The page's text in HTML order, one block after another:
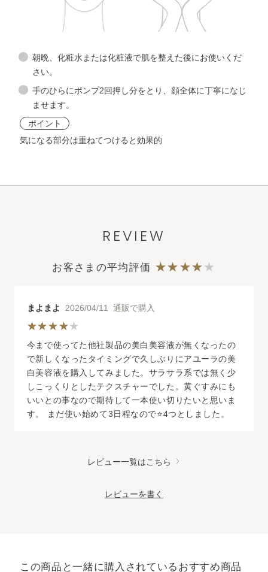
朝晩、化粧水または化粧液で肌を整えた後にお使いくだ
さい。
手のひらにポンプ2回押し分をとり、顔全体に丁寧になじ
ませます。
ポイント
気になる部分は重ねてつけると効果的
化粧水
化粧液
ホワイトコンセントレー
トα
角層ケア化粧水
化粧水
化粧液
REVIEW
お客さまの平均評価
まよまよ 2026/04/11 通販で購入
今まで使ってた他社製品の美白美容液が無くなったの
で新しくなったタイミングで久しぶりにアユーラの美
白美容液を購入してみました。サラサラ系では無く少
しこっくりとしたテクスチャーでした。黄ぐすみにも
いいとの事なので期待して一本使い切りたいと思いま
す。 まだ使い始めて3日程なので⭐️4つとしました。
レビュー一覧はこちら
レビューを書く
この商品と一緒に購入されているおすすめ商品